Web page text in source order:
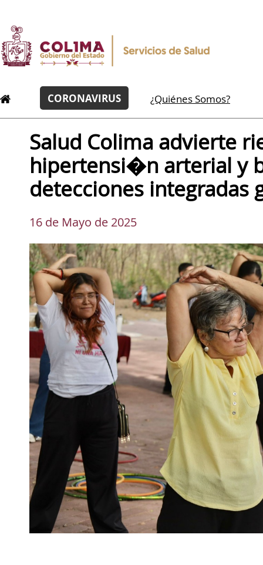
CORONAVIRUS ¿Quiénes Somos?
Salud Colima advierte
hipertensi�n arterial y
detecciones integradas
16 de Mayo de 2025